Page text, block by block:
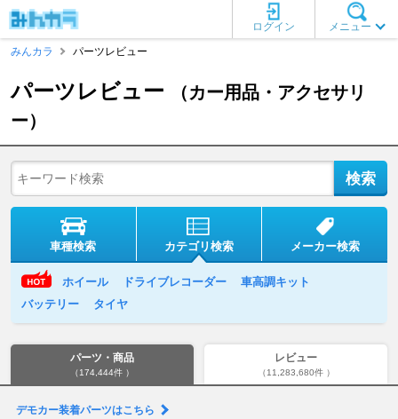
メニュー
ログイン
みんカラ
パーツレビュー
パーツレビュー
（カー用品・アクセサリ
ー）
車種検索 カテゴリ検索 メーカー検索
ホイール ドライブレコーダー
車高調キット
バッテリー
タイヤ
パーツ・商品
（174,444件 ）
レビュー
（11,283,680件 ）
デモカー装着パーツはこちら